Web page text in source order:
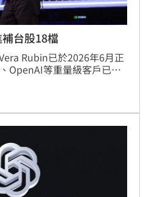
台股18檔
Rubin已於2026年6月正
OpenAI等重量級客戶已取
高達700至800萬美元。此
受惠，散熱與PCB族群如奇
法人指出，隨北美雲端業者
望自下半年進入新一輪升級
期待，惟投資人仍需謹慎評